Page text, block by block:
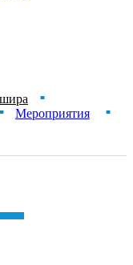
■
■ Мероприятия ■